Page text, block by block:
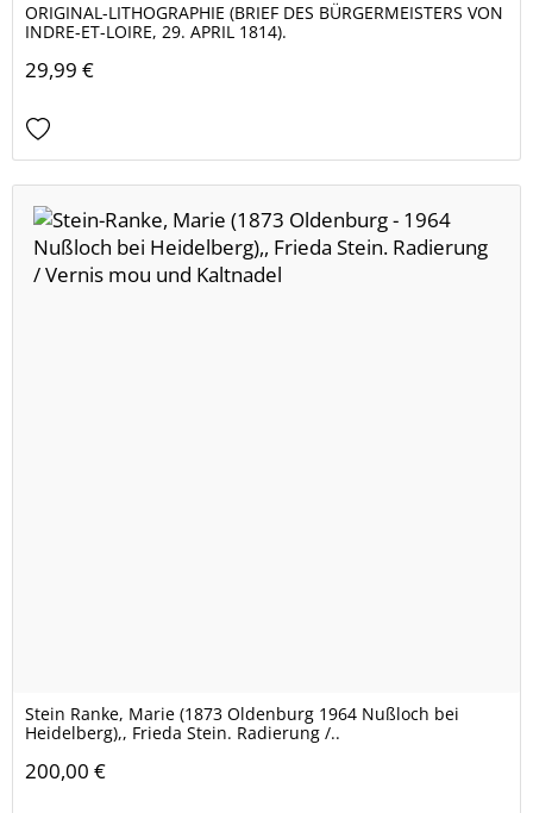
ORIGINAL-LITHOGRAPHIE (BRIEF DES BÜRGERMEISTERS VON
INDRE-ET-LOIRE, 29. APRIL 1814).
29,99 €
Stein Ranke, Marie (1873 Oldenburg 1964 Nußloch bei
Heidelberg),, Frieda Stein. Radierung /..
200,00 €